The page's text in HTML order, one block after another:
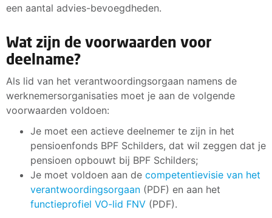
een aantal advies-bevoegdheden.
Wat zijn de voorwaarden voor
deelname?
Als lid van het verantwoordingsorgaan namens de
werknemersorganisaties moet je aan de volgende
voorwaarden voldoen:
Je moet een actieve deelnemer te zijn in het
pensioenfonds BPF Schilders, dat wil zeggen dat je
pensioen opbouwt bij BPF Schilders;
Je moet voldoen aan de competentievisie van het
verantwoordingsorgaan (PDF) en aan het
functieprofiel VO-lid FNV (PDF).